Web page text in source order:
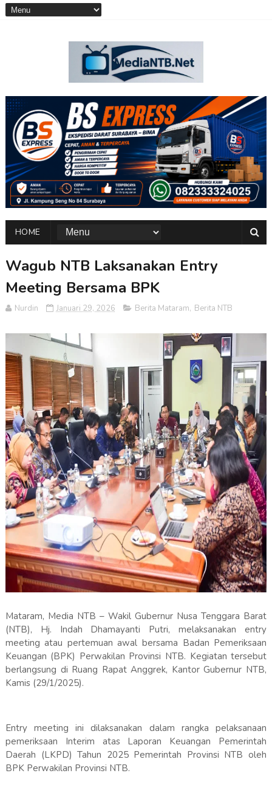
HOME
Wagub NTB Laksanakan Entry
Meeting Bersama BPK
Nurdin Januari 29, 2026 Berita Mataram, Berita NTB
Mataram, Media NTB – Wakil Gubernur Nusa Tenggara Barat
(NTB), Hj. Indah Dhamayanti Putri, melaksanakan entry
meeting atau pertemuan awal bersama Badan Pemeriksaan
Keuangan (BPK) Perwakilan Provinsi NTB. Kegiatan tersebut
berlangsung di Ruang Rapat Anggrek, Kantor Gubernur NTB,
Kamis (29/1/2025).
Entry meeting ini dilaksanakan dalam rangka pelaksanaan
pemeriksaan Interim atas Laporan Keuangan Pemerintah
Daerah (LKPD) Tahun 2025 Pemerintah Provinsi NTB oleh
BPK Perwakilan Provinsi NTB.